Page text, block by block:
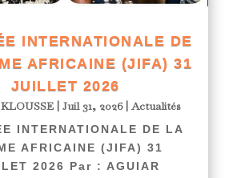
INTERNATIONALE DE
AFRICAINE (JIFA) 31
JUILLET 2026
|Juil 31, 2026|Actualités
INTERNATIONALE DE LA
AFRICAINE (JIFA) 31
2026 Par : AGUIAR